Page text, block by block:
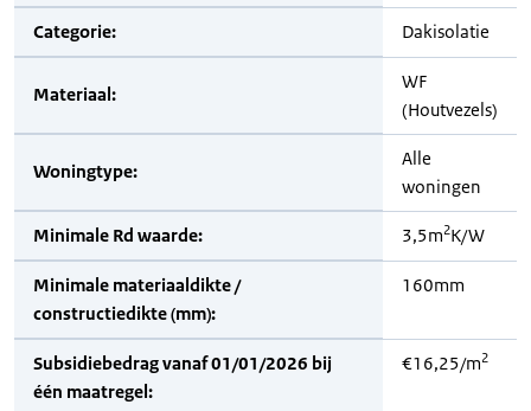
Categorie: Dakisolatie
Materiaal:
WF
(Houtvezels)
Woningtype:
Alle
woningen
Minimale Rd waarde: 3,5m2K/W
Minimale materiaaldikte /
constructiedikte (mm):
160mm
Subsidiebedrag vanaf 01/01/2026 bij
één maatregel:
€16,25/m2